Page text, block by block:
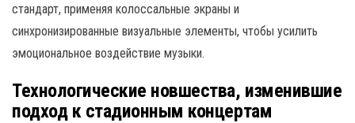
стандарт, применяя колоссальные экраны и
синхронизированные визуальные элементы, чтобы усилить
эмоциональное воздействие музыки.
Технологические новшества, изменившие
подход к стадионным концертам